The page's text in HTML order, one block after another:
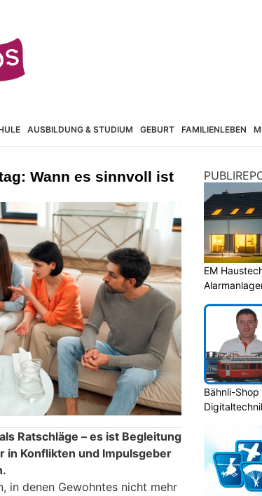
AUSBILDUNG & STUDIUM GEBURT FAMILIENLEBEN
Wann es sinnvoll ist
Ratschläge – es ist Begleitung
in Konflikten und Impulsgeber
in denen Gewohntes nicht mehr
EM
Bähnli-